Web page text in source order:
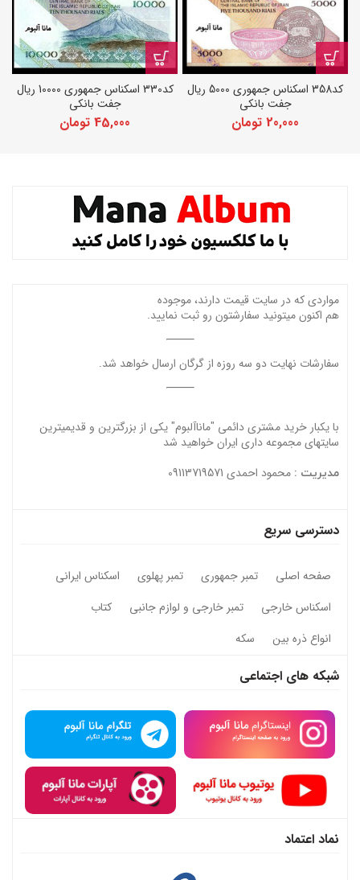
کد358 اسکناس جمهوری 5000 ریال
جفت بانکی
20,000 تومان
کد330 اسکناس جمهوری 10000 ریال
جفت بانکی
45,000 تومان
مواردی که در سایت قیمت دارند، موجوده
هم اکنون میتونید سفارشتون رو ثبت نمایید.
سفارشات نهایت دو سه روزه از گرگان ارسال خواهد شد.
با یکبار خرید مشتری دائمی "ماناآلبوم" یکی از بزرگترین و قدیمیترین
سایتهای مجموعه داری ایران خواهید شد
مدیریت : محمود احمدی 09113719571
دسترسی سریع
صفحه اصلی تمبر جمهوری تمبر پهلوی
اسکناس ایرانی
اسکناس خارجی
تمبر خارجی و لوازم جانبی
کتاب
انواع ذره بین
سکه
شبکه های اجتماعی
نماد اعتماد